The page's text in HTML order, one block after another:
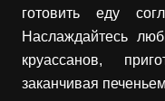
готовить еду
Наслаждайтесь
круассанов,
заканчивая